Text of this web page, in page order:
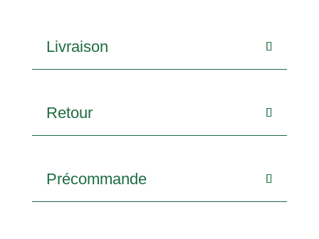
Livraison
Retour
Précommande